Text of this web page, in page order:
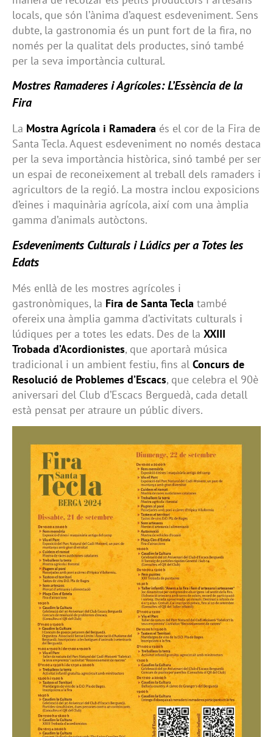
locals, que són l’ànima d’aquest esdeveniment. Sens
dubte, la gastronomia és un punt fort de la fira, no
només per la qualitat dels productes, sinó també
per la seva importància cultural.
Mostres Ramaderes i Agrícoles: L’Essència de la
Fira
La Mostra Agrícola i Ramadera és el cor de la Fira de
Santa Tecla. Aquest esdeveniment no només destaca
per la seva importància històrica, sinó també per ser
un espai de reconeixement al treball dels ramaders i
agricultors de la regió. La mostra inclou exposicions
d’eines i maquinària agrícola, així com una àmplia
gamma d’animals autòctons.
Esdeveniments Culturals i Lúdics per a Totes les
Edats
Més enllà de les mostres agrícoles i
gastronòmiques, la Fira de Santa Tecla també
ofereix una àmplia gamma d’activitats culturals i
lúdiques per a totes les edats. Des de la XXIII
Trobada d’Acordionistes, que aportarà música
tradicional i un ambient festiu, fins al Concurs de
Resolució de Problemes d’Escacs, que celebra el 90è
aniversari del Club d’Escacs Berguedà, cada detall
està pensat per atraure un públic divers.